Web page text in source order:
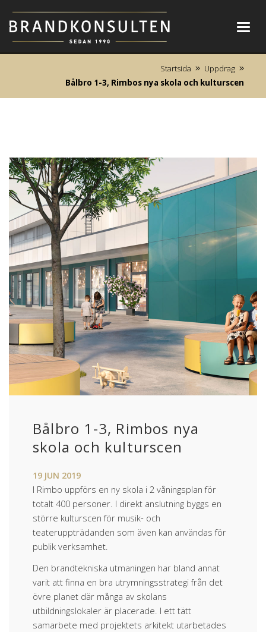
Startsida
Uppdrag
Bålbro 1-3, Rimbos nya skola och kulturscen
Bålbro 1-3, Rimbos nya
skola och kulturscen
19 JUN 2019
I Rimbo uppförs en ny skola i 2 våningsplan för
totalt 400 personer. I direkt anslutning byggs en
större kulturscen för musik- och
teateruppträdanden som även kan användas för
publik verksamhet.
Den brandtekniska utmaningen har bland annat
varit att finna en bra utrymningsstrategi från det
övre planet där många av skolans
utbildningslokaler är placerade. I ett tätt
samarbete med projektets arkitekt utarbetades